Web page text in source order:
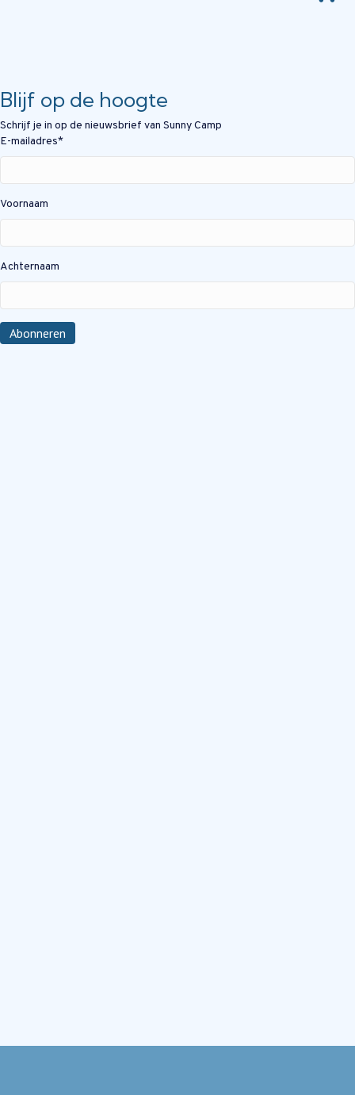
Blijf op de hoogte
Schrijf je in op de nieuwsbrief van Sunny Camp
E-mailadres*
Voornaam
Achternaam
Abonneren